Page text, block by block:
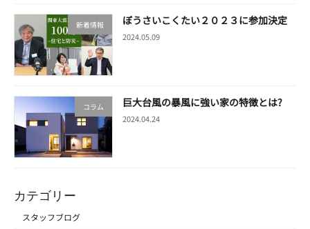
新着情報 ぼうさいこくたい２０２３に参加決定
2024.05.09
コラム 巨大台風の暴風に強い家の特徴とは?
2024.04.24
カテゴリー
スタッフブログ